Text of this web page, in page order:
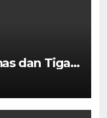
dan Tiga
Warga